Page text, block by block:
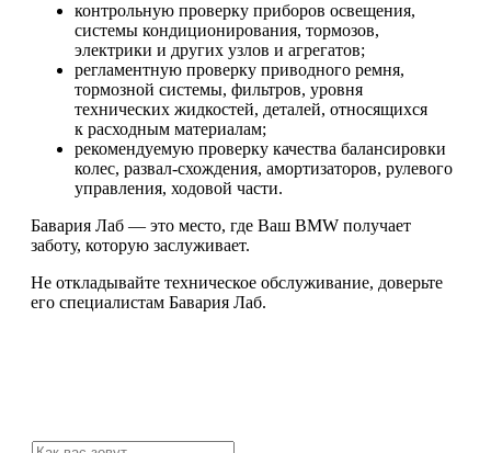
контрольную проверку приборов освещения,
системы кондиционирования, тормозов,
электрики и других узлов и агрегатов;
регламентную проверку приводного ремня,
тормозной системы, фильтров, уровня
технических жидкостей, деталей, относящихся
к расходным материалам;
рекомендуемую проверку качества балансировки
колес, развал-схождения, амортизаторов, рулевого
управления, ходовой части.
Бавария Лаб — это место, где Ваш BMW получает
заботу, которую заслуживает.
Не откладывайте техническое обслуживание, доверьте
его специалистам Бавария Лаб.